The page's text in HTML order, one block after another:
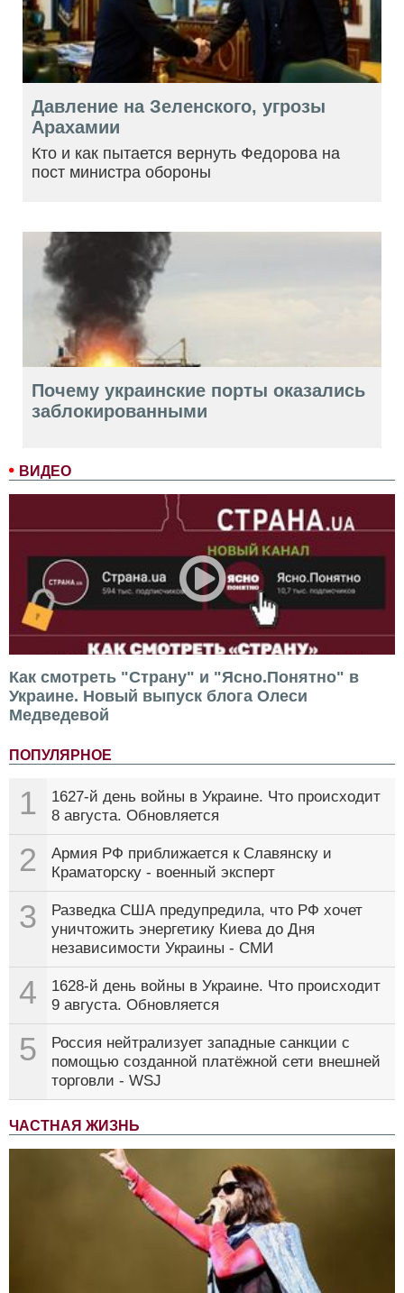
ВИДЕО
Как смотреть "Страну" и "Ясно.Понятно" в
Украине. Новый выпуск блога Олеси
Медведевой
ПОПУЛЯРНОЕ
1
1627-й день войны в Украине. Что происходит
8 августа. Обновляется
2
Армия РФ приближается к Славянску и
Краматорску - военный эксперт
3
Разведка США предупредила, что РФ хочет
уничтожить энергетику Киева до Дня
независимости Украины - СМИ
4
1628-й день войны в Украине. Что происходит
9 августа. Обновляется
5
Россия нейтрализует западные санкции с
помощью созданной платёжной сети внешней
торговли - WSJ
ЧАСТНАЯ ЖИЗНЬ
Давление на Зеленского, угрозы
Арахамии
Кто и как пытается вернуть Федорова на
пост министра обороны
Почему украинские порты оказались
заблокированными